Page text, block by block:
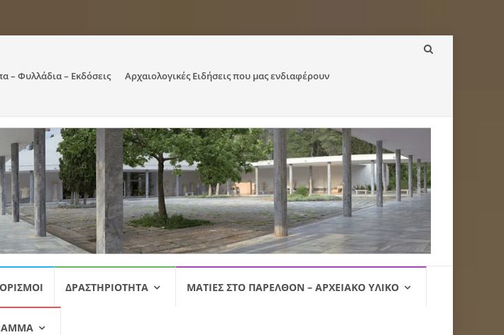
– Φυλλάδια – Εκδόσεις Αρχαιολογικές Ειδήσεις που μας ενδιαφέρουν
ΔΡΑΣΤΗΡΙΌΤΗΤΑ ΜΑΤΙΈΣ ΣΤΟ ΠΑΡΕΛΘΌΝ – ΑΡΧΕΙΑΚΌ ΥΛΙΚΌ